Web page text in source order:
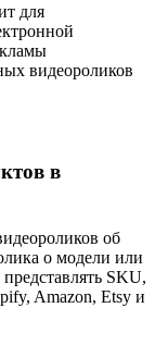
для
видеороликов
в
об
о модели или
SKU,
Amazon, Etsy и